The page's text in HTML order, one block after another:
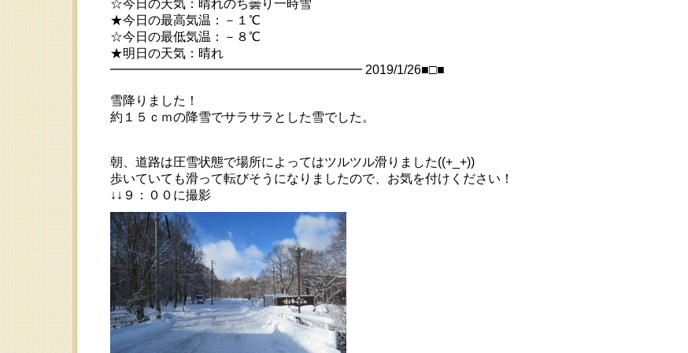
☆今日の天気：晴れのち曇り一時雪
★今日の最高気温：－１℃
☆今日の最低気温：－８℃
★明日の天気：晴れ
━━━━━━━━━━━━━━━━━━━━ 2019/1/26■□■
雪降りました！
約１５ｃｍの降雪でサラサラとした雪でした。
朝、道路は圧雪状態で場所によってはツルツル滑りました((+_+))
歩いていても滑って転びそうになりましたので、お気を付けください！
↓↓９：００に撮影